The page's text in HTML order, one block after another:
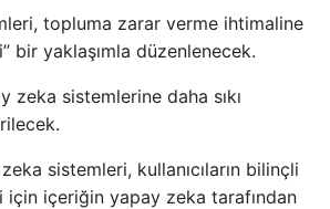
topluma zarar verme ihtimaline
bir yaklaşımla düzenlenecek.
zeka sistemlerine daha sıkı
zeka sistemleri, kullanıcıların bilinçli
için içeriğin yapay zeka tarafından